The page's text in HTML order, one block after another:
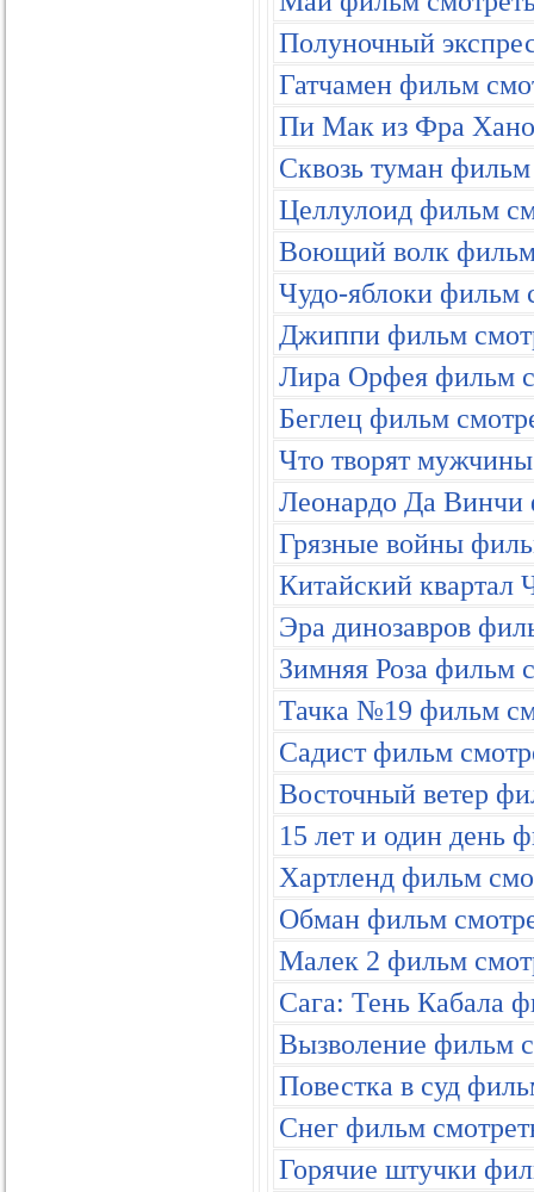
Полуночный
Гатчамен фильм
Пи Мак из Фра
Сквозь туман
Целлулоид фильм
Воющий волк фильм
Чудо-яблоки фильм
Джиппи фильм
Лира Орфея фильм
Беглец фильм
Что творят
Леонардо Да Винчи
Грязные войны
Китайский квартал
Эра динозавров
Зимняя Роза фильм
Тачка №19 фильм
Садист фильм
Восточный ветер
15 лет и один день
Хартленд фильм
Обман фильм
Малек 2 фильм
Сага: Тень Кабала
Вызволение фильм
Повестка в суд
Снег фильм
Горячие штучки